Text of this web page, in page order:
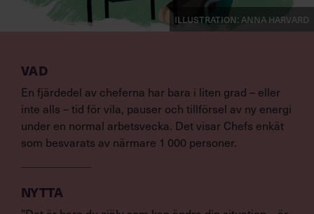
VAD
En fjärdedel av cheferna har bara i liten grad – eller
inte alls – tid för vila, pauser och tillförsel av ny energi
under en normal arbetsvecka. Det visar Chefs enkät
som besvarats av närmare 1 000 personer.
NYTTA
Illustration: Anna Harvard